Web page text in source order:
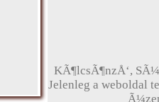
Jelenleg a weboldal